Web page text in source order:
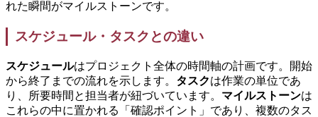
れた瞬間がマイルストーンです。
スケジュール・タスクとの違い
スケジュールはプロジェクト全体の時間軸の計画です。開始
から終了までの流れを示します。 タスクは作業の単位であ
り、所要時間と担当者が紐づいています。 マイルストーンは
これらの中に置かれる「確認ポイント」であり、複数のタス